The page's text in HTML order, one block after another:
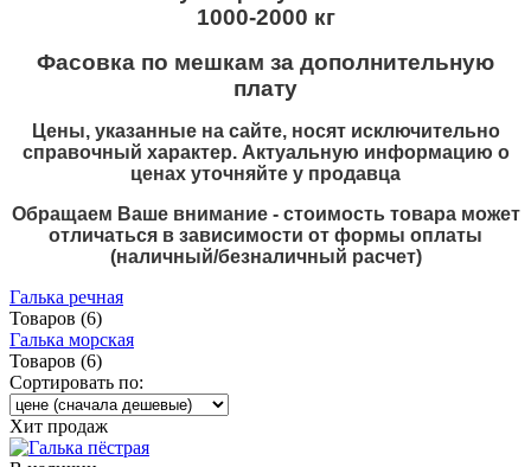
1000-2000 кг
Фасовка по мешкам за дополнительную
плату
Цены, указанные на сайте, носят исключительно
справочный характер. Актуальную информацию о
ценах уточняйте у продавца
Обращаем Ваше внимание - стоимость товара может
отличаться в зависимости от формы оплаты
(наличный/безналичный расчет)
Галька речная
Товаров (6)
Галька морская
Товаров (6)
Сортировать по:
Хит продаж